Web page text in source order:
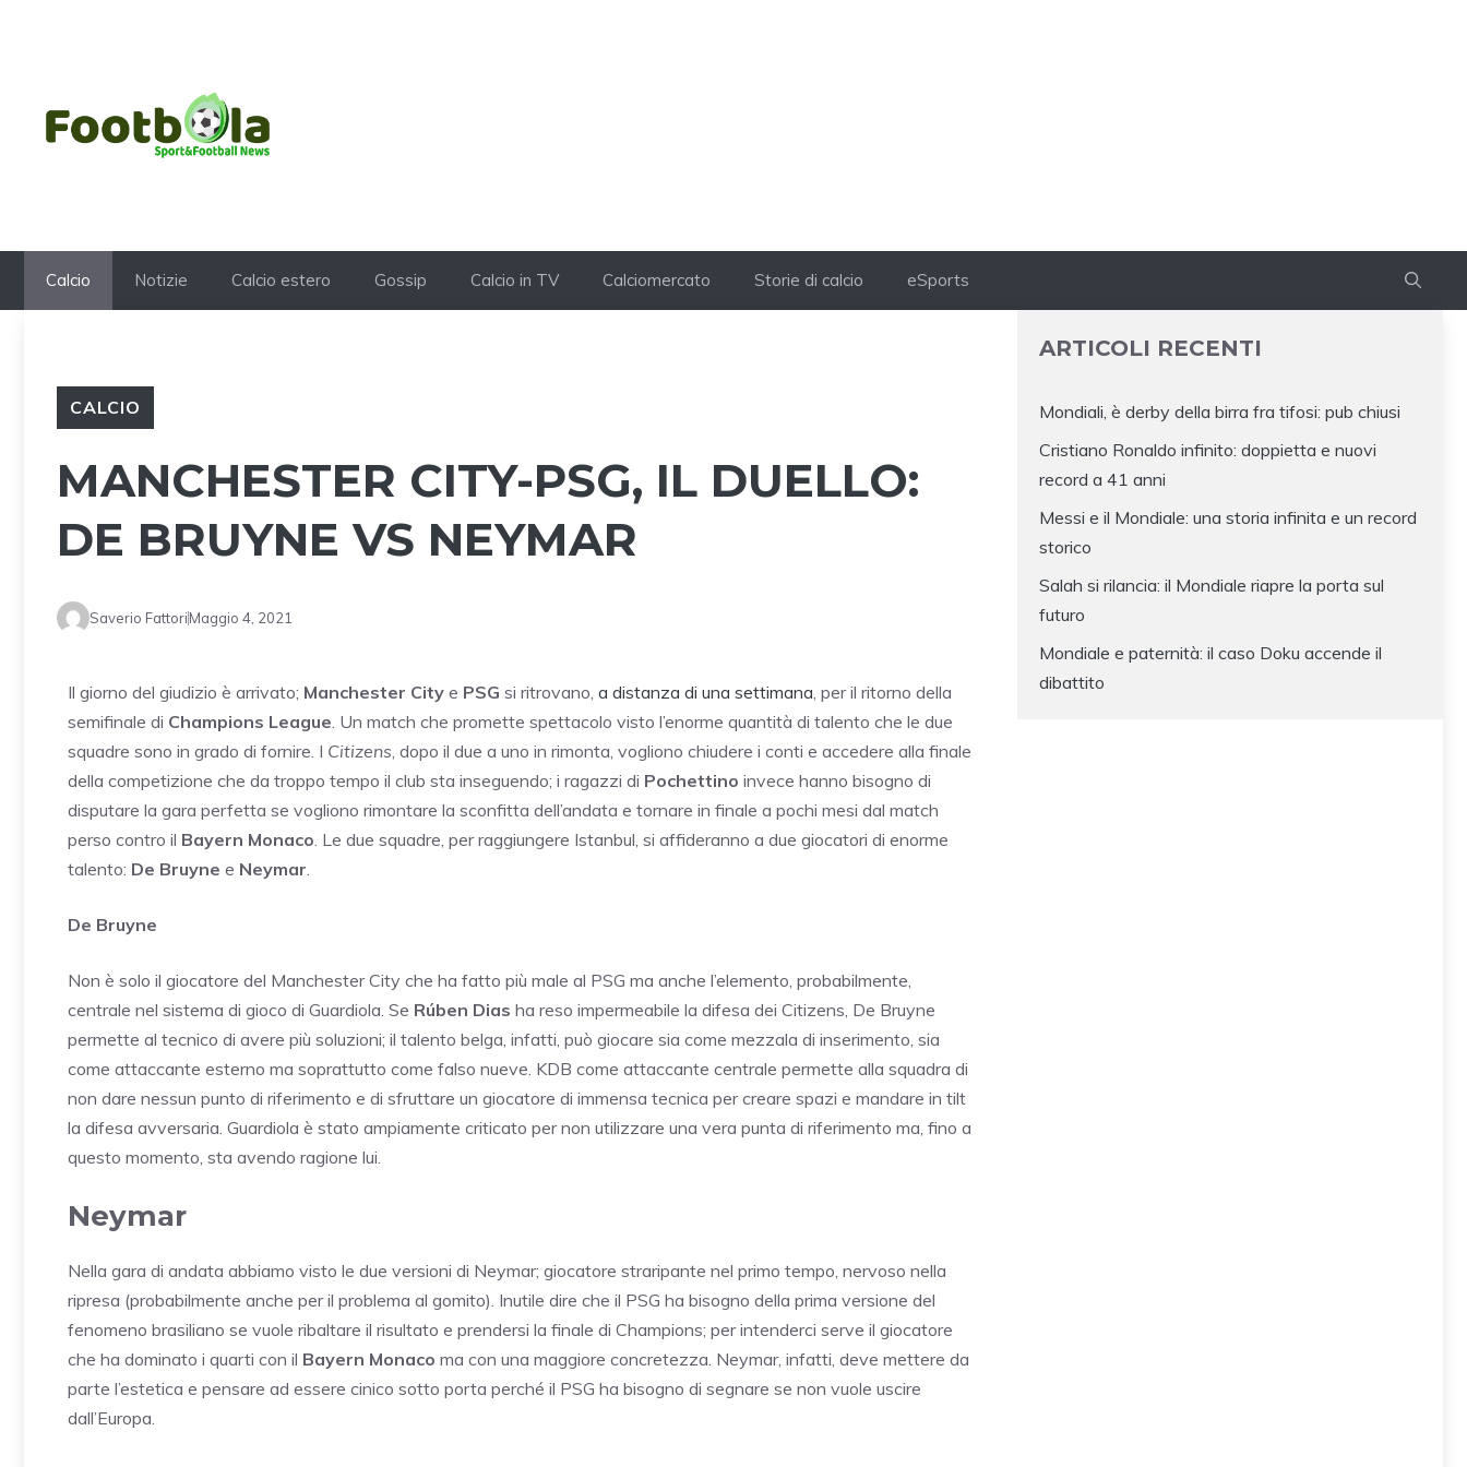
Calcio Notizie Calcio estero Gossip Calcio in TV Calciomercato Storie di calcio eSports
CALCIO
MANCHESTER CITY-PSG, IL DUELLO:
DE BRUYNE VS NEYMAR
Saverio FattoriMaggio 4, 2021
Il giorno del giudizio è arrivato; Manchester City e PSG si ritrovano, a distanza di una settimana, per il ritorno della
semifinale di Champions League. Un match che promette spettacolo visto l’enorme quantità di talento che le due
squadre sono in grado di fornire. I Citizens, dopo il due a uno in rimonta, vogliono chiudere i conti e accedere alla finale
della competizione che da troppo tempo il club sta inseguendo; i ragazzi di Pochettino invece hanno bisogno di
disputare la gara perfetta se vogliono rimontare la sconfitta dell’andata e tornare in finale a pochi mesi dal match
perso contro il Bayern Monaco. Le due squadre, per raggiungere Istanbul, si affideranno a due giocatori di enorme
talento: De Bruyne e Neymar.
De Bruyne
Non è solo il giocatore del Manchester City che ha fatto più male al PSG ma anche l’elemento, probabilmente,
centrale nel sistema di gioco di Guardiola. Se Rúben Dias ha reso impermeabile la difesa dei Citizens, De Bruyne
permette al tecnico di avere più soluzioni; il talento belga, infatti, può giocare sia come mezzala di inserimento, sia
come attaccante esterno ma soprattutto come falso nueve. KDB come attaccante centrale permette alla squadra di
non dare nessun punto di riferimento e di sfruttare un giocatore di immensa tecnica per creare spazi e mandare in tilt
la difesa avversaria. Guardiola è stato ampiamente criticato per non utilizzare una vera punta di riferimento ma, fino a
questo momento, sta avendo ragione lui.
Neymar
Nella gara di andata abbiamo visto le due versioni di Neymar; giocatore straripante nel primo tempo, nervoso nella
ripresa (probabilmente anche per il problema al gomito). Inutile dire che il PSG ha bisogno della prima versione del
fenomeno brasiliano se vuole ribaltare il risultato e prendersi la finale di Champions; per intenderci serve il giocatore
che ha dominato i quarti con il Bayern Monaco ma con una maggiore concretezza. Neymar, infatti, deve mettere da
parte l’estetica e pensare ad essere cinico sotto porta perché il PSG ha bisogno di segnare se non vuole uscire
dall’Europa.
ARTICOLI RECENTI
Mondiali, è derby della birra fra tifosi: pub chiusi
Cristiano Ronaldo infinito: doppietta e nuovi
record a 41 anni
Messi e il Mondiale: una storia infinita e un record
storico
Salah si rilancia: il Mondiale riapre la porta sul
futuro
Mondiale e paternità: il caso Doku accende il
dibattito